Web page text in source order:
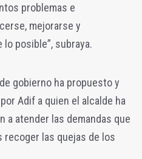
problemas e
mejorarse y
posible”, subraya.
gobierno ha propuesto y
Adif a quien el alcalde ha
a atender las demandas que
las quejas de los